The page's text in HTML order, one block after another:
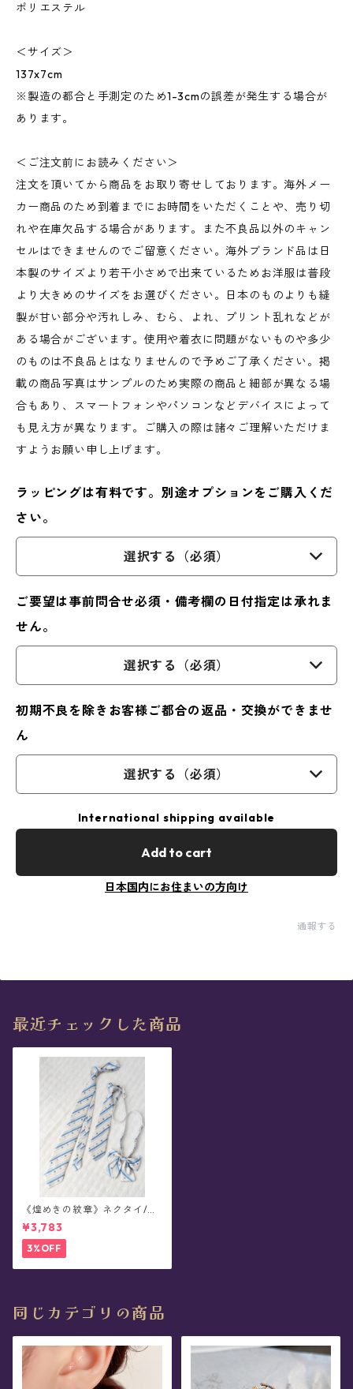
ポリエステル
＜サイズ＞
137x7cm
※製造の都合と手測定のため1-3cmの誤差が発生する場合が
あります。
＜ご注文前にお読みください＞
注文を頂いてから商品をお取り寄せしております。海外メー
カー商品のため到着までにお時間をいただくことや、売り切
れや在庫欠品する場合があります。また不良品以外のキャン
セルはできませんのでご留意ください。海外ブランド品は日
本製のサイズより若干小さめで出来ているためお洋服は普段
より大きめのサイズをお選びください。日本のものよりも縫
製が甘い部分や汚れしみ、むら、よれ、プリント乱れなどが
ある場合がございます。使用や着衣に問題がないものや多少
のものは不良品とはなりませんので予めご了承ください。掲
載の商品写真はサンプルのため実際の商品と細部が異なる場
合もあり、スマートフォンやパソコンなどデバイスによって
も見え方が異なります。ご購入の際は諸々ご理解いただけま
すようお願い申し上げます。
ラッピングは有料です。別途オプションをご購入くだ
さい。
選択する（必須）
ご要望は事前問合せ必須・備考欄の日付指定は承れま
せん。
選択する（必須）
初期不良を除きお客様ご都合の返品・交換ができませ
ん
選択する（必須）
International shipping available
Add to cart
日本国内にお住まいの方向け
通報する
最近チェックした商品
《煌めきの紋章》ネクタイ/リ
ボン(全3種)
¥3,783
3%OFF
同じカテゴリの商品